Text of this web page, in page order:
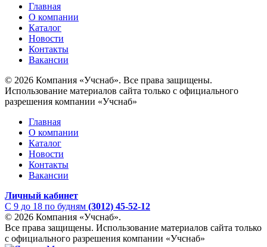
Главная
О компании
Каталог
Новости
Контакты
Вакансии
© 2026 Компания «Учснаб». Все права защищены.
Использование материалов сайта только с официального
разрешения компании «Учснаб»
Главная
О компании
Каталог
Новости
Контакты
Вакансии
Личный кабинет
C 9 до 18 по будням (3012) 45-52-12
© 2026 Компания «Учснаб».
Все права защищены. Использование материалов сайта только
с официального разрешения компании «Учснаб»